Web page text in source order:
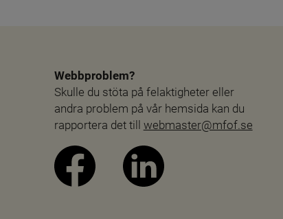
Webbproblem?
Skulle du stöta på felaktigheter eller
andra problem på vår hemsida kan du
rapportera det till webmaster@mfof.se